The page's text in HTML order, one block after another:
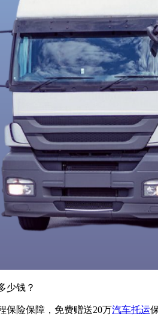
少钱？
保险保障，免费赠送20万汽车托运